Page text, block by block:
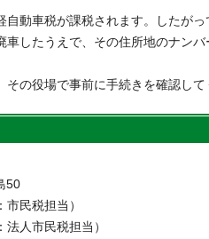
自動車税が課税されます。したが
したうえで、その住所地のナン
の役場で事前に手続きを確認して
50
民税担当）
人市民税担当）